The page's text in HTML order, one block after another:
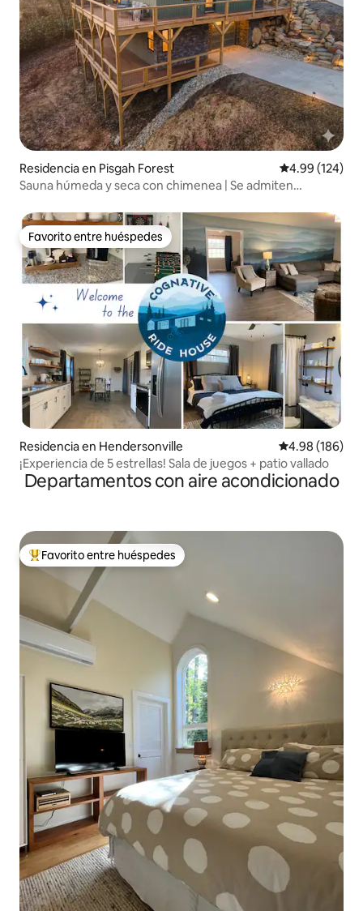
Residencia en Pisgah Forest Calificación
4.99 (124)
Sauna húmeda y seca con chimenea | Se admiten
Favorito entre huéspedes
Favorito entre huéspedes
Residencia en Hendersonville Calificación
4.98 (186)
¡Experiencia de 5 estrellas! Sala de juegos + patio vallado
Departamentos con aire acondicionado
De los mejores en Favorito entre huéspedes
Favorito entre huéspedes